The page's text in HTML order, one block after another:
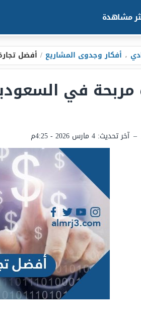
مشاهدة
، أفكار وجدوى المشاريع / أفضل تجارة مربحة في
– آخر تحديث: 4 مارس 2026 - 4:25م